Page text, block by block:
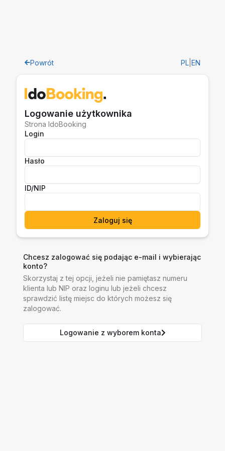
Powrót PL EN
Logowanie użytkownika
Strona IdoBooking
Login
Hasło
ID/NIP
Zaloguj się
Chcesz zalogować się podając e-mail i wybierając
konto?
Skorzystaj z tej opcji, jeżeli nie pamiętasz numeru
klienta lub NIP oraz loginu lub jeżeli chcesz
sprawdzić listę miejsc do których możesz się
zalogować.
Logowanie z wyborem konta